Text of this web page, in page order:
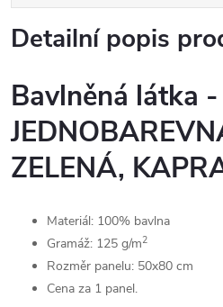
Detailní popis
Bavlněná látka
ZELENÁ,
Materiál: 100% bavlna
Gramáž: 125 g/m2
Rozměr panelu: 50x80 cm
Cena za 1 panel.